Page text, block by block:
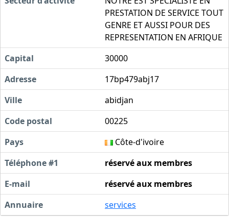
PRESTATION DE SERVICE TOUT
GENRE ET AUSSI POUR DES
REPRESENTATION EN AFRIQUE
Capital
30000
Adresse
17bp479abj17
Ville
abidjan
Code postal
00225
Pays
Côte-d'ivoire
Téléphone #1
réservé aux membres
E-mail
réservé aux membres
Annuaire
services